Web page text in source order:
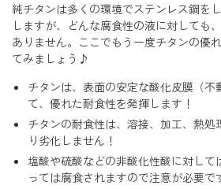
純チタンは多くの環境でステンレス鋼を
しますが、どんな腐食性の液に対しても
ありません。ここでもう一度チタンの優
てみましょう♪
チタンは、表面の安定な酸化皮膜（不
て、優れた耐食性を発揮します！
チタンの耐食性は、溶接、加工、熱処
り劣化しません！
塩酸や硫酸などの非酸化性酸に対して
っては腐食されますので注意が必要で